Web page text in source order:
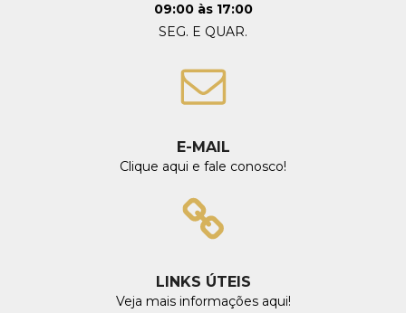
09:00 às 17:00
SEG. E QUAR.
E-MAIL
Clique aqui e fale conosco!
LINKS ÚTEIS
Veja mais informações aqui!